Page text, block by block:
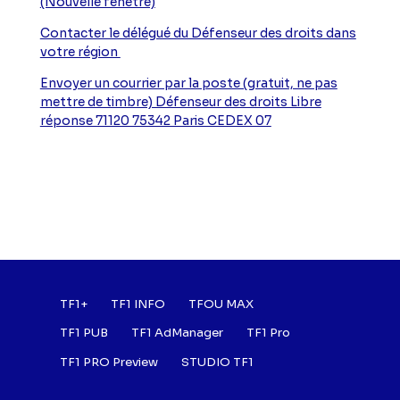
Contacter le délégué du Défenseur des droits dans
votre région
Envoyer un courrier par la poste (gratuit, ne pas
mettre de timbre) Défenseur des droits Libre
réponse 71120 75342 Paris CEDEX 07
Footer : Listes des
TF1+ TF1 INFO
TFOU MAX
TF1 PUB
TF1 AdManager
TF1 Pro
TF1 PRO Preview
STUDIO TF1